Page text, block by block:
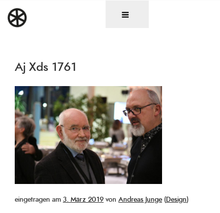
Inhalt
springen
Aj Xds 1761
eingetragen am Veröffentlicht
3. März 2019 von Andreas Junge (Design)